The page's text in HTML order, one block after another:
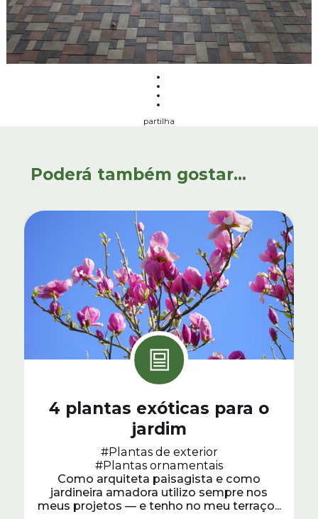
partilha
Poderá também gostar...
4 plantas exóticas para o
jardim
#Plantas de exterior
#Plantas ornamentais
Como arquiteta paisagista e como
jardineira amadora utilizo sempre nos
meus projetos — e tenho no meu terraço...